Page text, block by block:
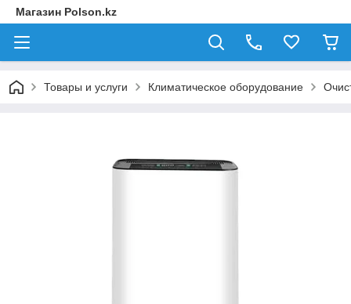
Магазин Polson.kz
Товары и услуги Климатическое оборудование